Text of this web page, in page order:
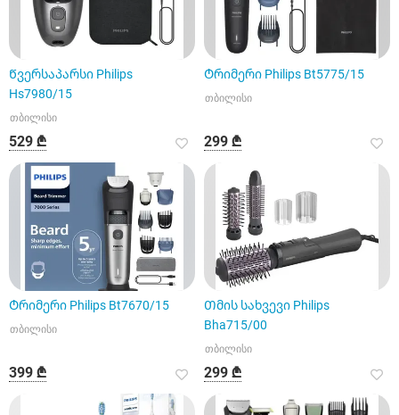
Წვერსაპარსი Philips
Hs7980/15
თბილისი
529 ₾
Ტრიმერი Philips Bt5775/15
თბილისი
299 ₾
Ტრიმერი Philips Bt7670/15
თბილისი
399 ₾
Თმის სახვევი Philips
Bha715/00
თბილისი
299 ₾